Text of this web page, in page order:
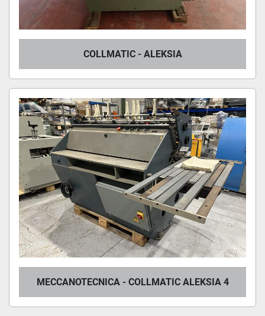
COLLMATIC - ALEKSIA
MECCANOTECNICA - COLLMATIC ALEKSIA 4